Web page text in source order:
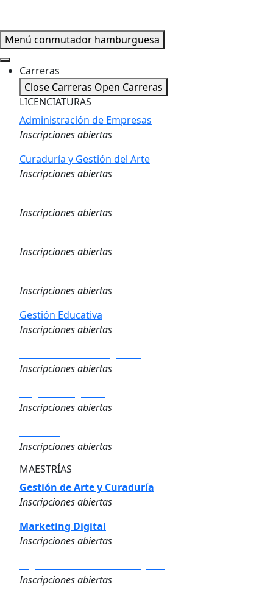
Menú conmutador hamburguesa
Carreras
Close Carreras Open Carreras
LICENCIATURAS
Administración de Empresas
Inscripciones abiertas
Curaduría y Gestión del Arte
Inscripciones abiertas
Inscripciones abiertas
Inscripciones abiertas
Inscripciones abiertas
Gestión Educativa
Inscripciones abiertas
Inscripciones abiertas
Inscripciones abiertas
Inscripciones abiertas
MAESTRÍAS
Gestión de Arte y Curaduría
Inscripciones abiertas
Marketing Digital
Inscripciones abiertas
Inscripciones abiertas